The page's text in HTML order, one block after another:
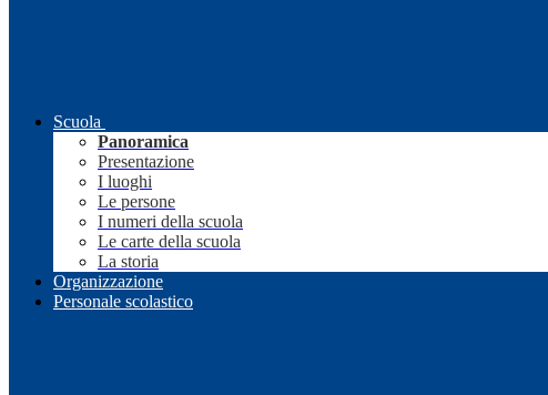
Scuola
Panoramica
Presentazione
I luoghi
Le persone
I numeri della scuola
Le carte della scuola
La storia
Organizzazione
Personale scolastico